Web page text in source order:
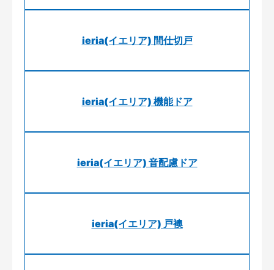
ieria(イエリア) 間仕切戸
ieria(イエリア) 機能ドア
ieria(イエリア) 音配慮ドア
ieria(イエリア) 戸襖